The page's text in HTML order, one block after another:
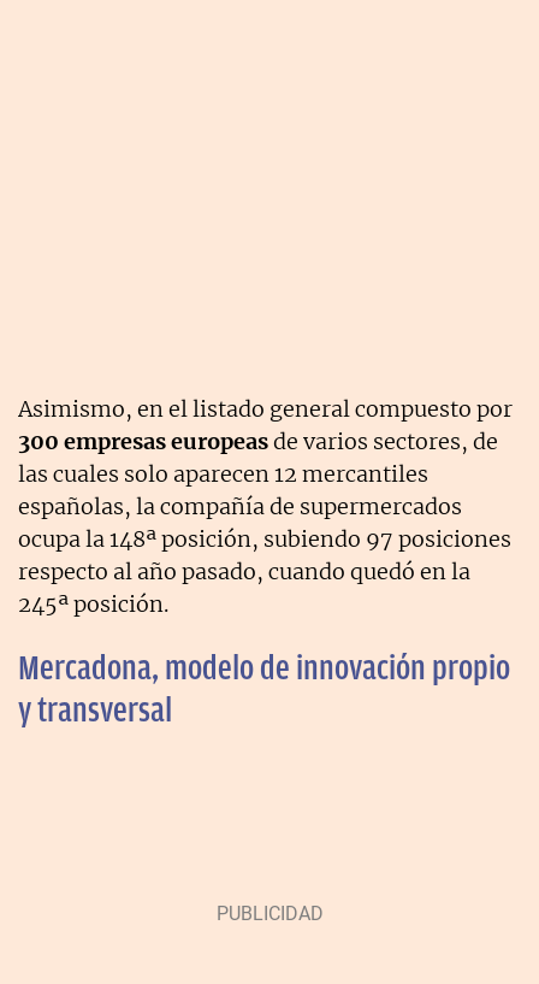
Asimismo, en el listado general compuesto por
300 empresas europeasde varios sectores, de
las cuales solo aparecen 12 mercantiles
españolas, la compañía de supermercados
ocupa la 148ª posición, subiendo 97 posiciones
respecto al año pasado, cuando quedó en la
245ª posición.
Mercadona, modelo de innovación propio
y transversal